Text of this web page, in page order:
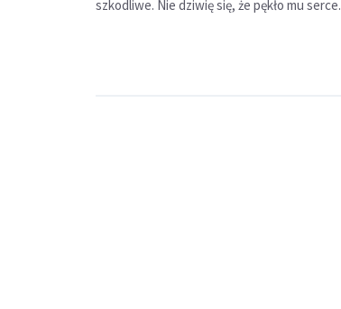
szkodliwe. Nie dziwię się, że pękło mu serce.